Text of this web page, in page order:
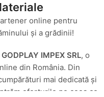
online pentru
și a grădinii!
GODPLAY IMPEX SRL, o
din România. Din
mai dedicată și
eforturile pe ceea ce